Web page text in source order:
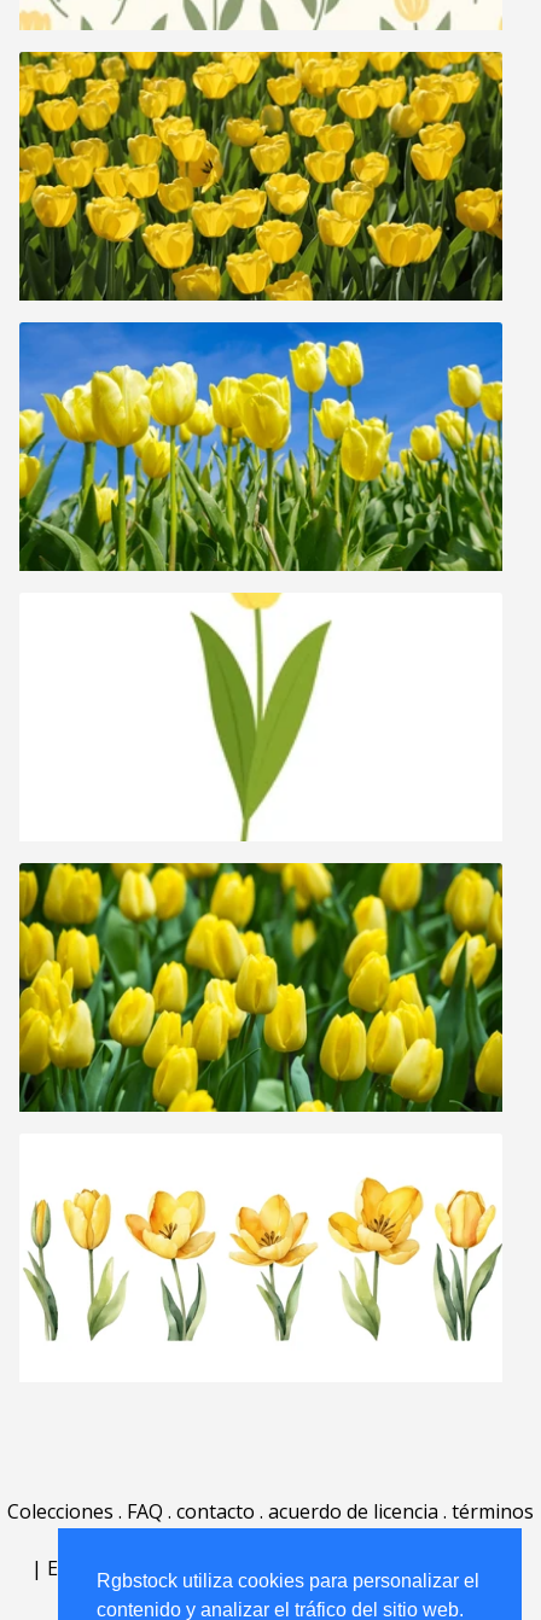
Rgbstock utiliza cookies para personalizar el
contenido y analizar el tráfico del sitio web.
Colecciones . FAQ . contacto . acuerdo de licencia . términos
| English | Deutsch| Español Português
Nederlands|